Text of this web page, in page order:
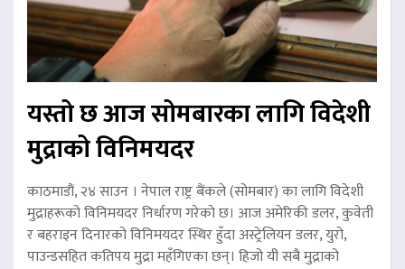
यस्तो छ आज सोमबारका लागि विदेशी
मुद्राको विनिमयदर
काठमाडौं, २४ साउन । नेपाल राष्ट्र बैंकले (सोमबार) का लागि विदेशी
मुद्राहरूको विनिमयदर निर्धारण गरेको छ। आज अमेरिकी डलर, कुवेती
र बहराइन दिनारको विनिमयदर स्थिर हुँदा अस्ट्रेलियन डलर, युरो,
पाउन्डसहित कतिपय मुद्रा महँगिएका छन्। हिजो यी सबै मुद्राको